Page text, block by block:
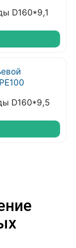
D160*9,1
D160*9,5